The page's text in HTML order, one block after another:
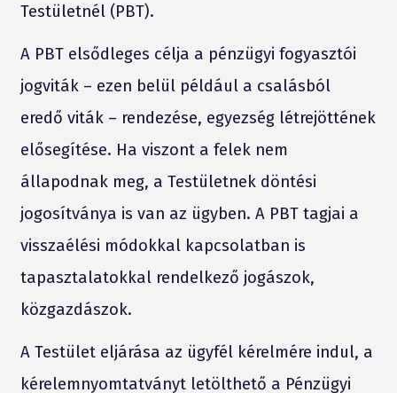
Testületnél (PBT).
A PBT elsődleges célja a pénzügyi fogyasztói
jogviták – ezen belül például a csalásból
eredő viták – rendezése, egyezség létrejöttének
elősegítése. Ha viszont a felek nem
állapodnak meg, a Testületnek döntési
jogosítványa is van az ügyben. A PBT tagjai a
visszaélési módokkal kapcsolatban is
tapasztalatokkal rendelkező jogászok,
közgazdászok.
A Testület eljárása az ügyfél kérelmére indul, a
kérelemnyomtatványt letölthető a Pénzügyi